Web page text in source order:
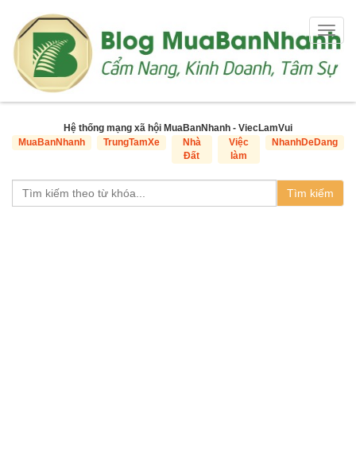
Hệ thống mạng xã hội MuaBanNhanh - ViecLamVui
MuaBanNhanh
TrungTamXe
Nhà
Đất
Việc
làm
NhanhDeDang
Tìm kiếm